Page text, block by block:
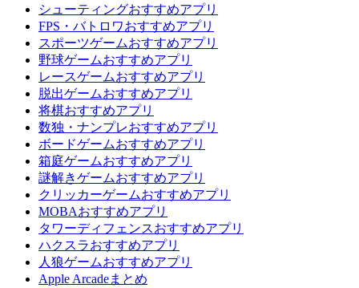
シューティングおすすめアプリ
FPS・バトロワおすすめアプリ
スポーツゲームおすすめアプリ
野球ゲームおすすめアプリ
レースゲームおすすめアプリ
脱出ゲームおすすめアプリ
将棋おすすめアプリ
数独・ナンプレおすすめアプリ
ボードゲームおすすめアプリ
箱庭ゲームおすすめアプリ
謎解きゲームおすすめアプリ
クリッカーゲームおすすめアプリ
MOBAおすすめアプリ
タワーディフェンスおすすめアプリ
ハクスラおすすめアプリ
人狼ゲームおすすめアプリ
Apple Arcadeまとめ